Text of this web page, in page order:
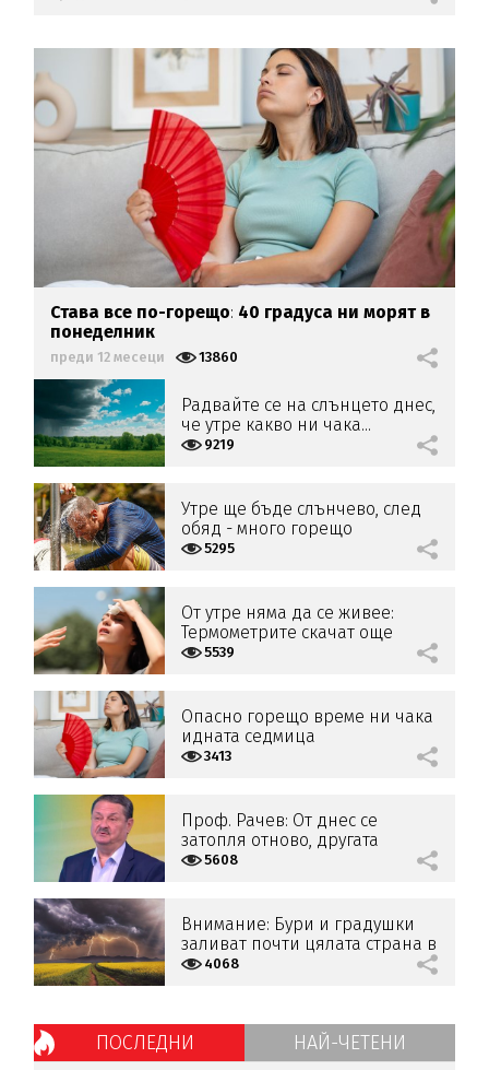
Става все по-горещо: 40 градуса ни морят в
понеделник
преди 12 месеци 13860
Радвайте се на слънцето днес,
че утре какво ни чака...
9219
Утре ще бъде слънчево, след
обяд - много горещо
5295
От утре няма да се живее:
Термометрите скачат още
повече
5539
Опасно горещо време ни чака
идната седмица
3413
Проф. Рачев: От днес се
затопля отново, другата
седмица очакваме валежи
5608
Внимание: Бури и градушки
заливат почти цялата страна в
събота
4068
ПОСЛЕДНИ НАЙ-ЧЕТЕНИ